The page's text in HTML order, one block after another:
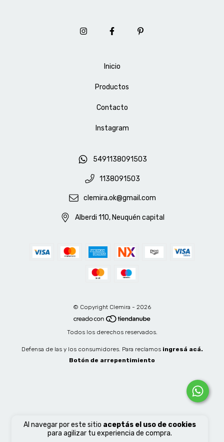
Al navegar por este sitio aceptás el uso de cookies
para agilizar tu experiencia de compra.
Inicio
Productos
Contacto
Instagram
5491138091503
1138091503
clemira.ok@gmail.com
Alberdi 110, Neuquén capital
© Copyright Clemira - 2026
Todos los derechos reservados.
Defensa de las y los consumidores. Para reclamos ingresá acá.
Botón de arrepentimiento